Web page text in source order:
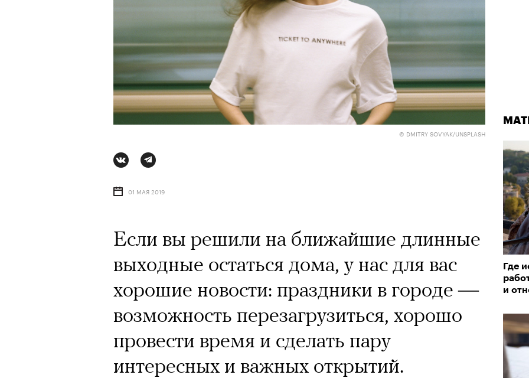
Где
и
© DMITRY SOVYAK/UNSPLASH
01 МАЯ 2019
Если вы решили на ближайшие длинные
выходные остаться дома, у нас для вас
хорошие новости: праздники в городе —
возможность перезагрузиться, хорошо
провести время и сделать пару
интересных и важных открытий.
АВТОР СТАС ТЫРКИН 06 АВГУСТА 2026
Кинокритик Стас Тыркин рассказывает о
первых показах на остросоциальные
темы